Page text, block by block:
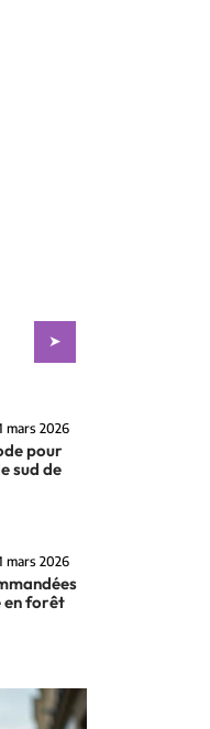
mars 2026
pour
sud de
mars 2026
en forêt